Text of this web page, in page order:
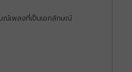
ณ์เพลงที่เป็นเอกลักษณ์